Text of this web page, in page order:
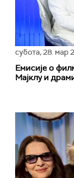
субота,28. мар
Емисије о
Мајклу и